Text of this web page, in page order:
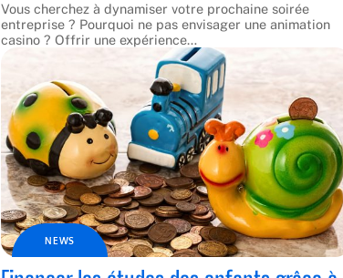
Vous cherchez à dynamiser votre prochaine soirée
entreprise ? Pourquoi ne pas envisager une animation
casino ? Offrir une expérience…
NEWS